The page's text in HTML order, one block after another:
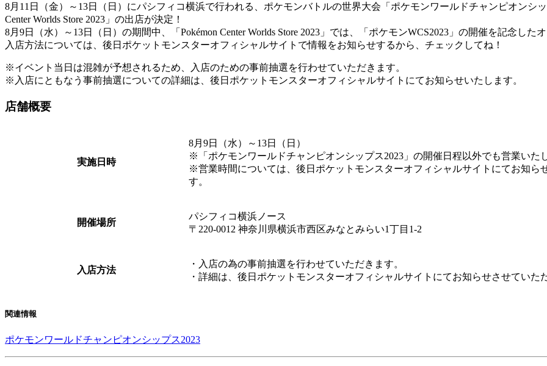
8月11日（金）～13日（日）にパシフィコ横浜で行われる、ポケモンバトルの世界大会「ポケモンワールドチャンピオンシ
Center Worlds Store 2023」の出店が決定！
8月9日（水）～13日（日）の期間中、「Pokémon Center Worlds Store 2023」では、「ポケモンWCS2023」の開催を記念した
入店方法については、後日ポケットモンスターオフィシャルサイトで情報をお知らせするから、チェックしてね！
※イベント当日は混雑が予想されるため、入店のための事前抽選を行わせていただきます。
※入店にともなう事前抽選についての詳細は、後日ポケットモンスターオフィシャルサイトにてお知らせいたします。
店舗概要
実施日時
8月9日（水）～13日（日）
※「ポケモンワールドチャンピオンシップス2023」の開催日程以外でも営業いた
※営業時間については、後日ポケットモンスターオフィシャルサイトにてお知ら
す。
開催場所
パシフィコ横浜ノース
〒220-0012 神奈川県横浜市西区みなとみらい1丁目1-2
入店方法
・入店の為の事前抽選を行わせていただきます。
・詳細は、後日ポケットモンスターオフィシャルサイトにてお知らせさせていた
関連情報
ポケモンワールドチャンピオンシップス2023